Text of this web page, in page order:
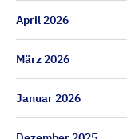
April 2026
März 2026
Januar 2026